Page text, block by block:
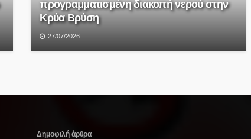
προγραμματισμένη διακοπή νερού στην
Κρύα Βρύση
27/07/2026
Δημοφιλή άρθρα